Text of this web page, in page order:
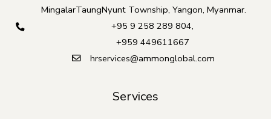
MingalarTaungNyunt Township, Yangon, Myanmar.
+95 9 258 289 804,
+959 449611667
hrservices@ammonglobal.com
Services